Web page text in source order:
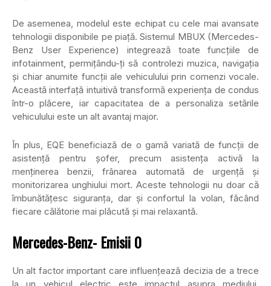
De asemenea, modelul este echipat cu cele mai avansate
tehnologii disponibile pe piață. Sistemul MBUX (Mercedes-
Benz User Experience) integrează toate funcțiile de
infotainment, permițându-ți să controlezi muzica, navigația
și chiar anumite funcții ale vehiculului prin comenzi vocale.
Această interfață intuitivă transformă experiența de condus
într-o plăcere, iar capacitatea de a personaliza setările
vehiculului este un alt avantaj major.
În plus, EQE beneficiază de o gamă variată de funcții de
asistență pentru șofer, precum asistența activă la
menținerea benzii, frânarea automată de urgență și
monitorizarea unghiului mort. Aceste tehnologii nu doar că
îmbunătățesc siguranța, dar și confortul la volan, făcând
fiecare călătorie mai plăcută și mai relaxantă.
Mercedes-Benz- Emisii 0
Un alt factor important care influențează decizia de a trece